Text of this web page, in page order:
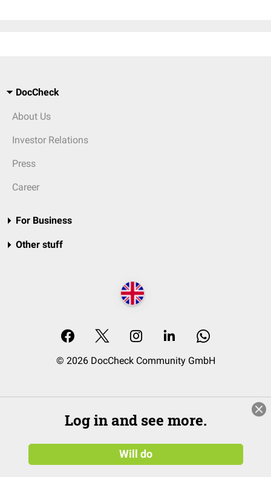
DocCheck
About Us
Investor Relations
Press
Career
For Business
Other stuff
© 2026 DocCheck Community GmbH
Log in and see more.
Will do